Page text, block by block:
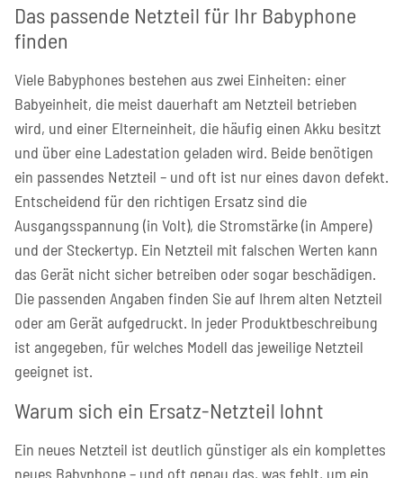
Das passende Netzteil für Ihr Babyphone
finden
Viele Babyphones bestehen aus zwei Einheiten: einer
Babyeinheit, die meist dauerhaft am Netzteil betrieben
wird, und einer Elterneinheit, die häufig einen Akku besitzt
und über eine Ladestation geladen wird. Beide benötigen
ein passendes Netzteil – und oft ist nur eines davon defekt.
Entscheidend für den richtigen Ersatz sind die
Ausgangsspannung (in Volt), die Stromstärke (in Ampere)
und der Steckertyp. Ein Netzteil mit falschen Werten kann
das Gerät nicht sicher betreiben oder sogar beschädigen.
Die passenden Angaben finden Sie auf Ihrem alten Netzteil
oder am Gerät aufgedruckt. In jeder Produktbeschreibung
ist angegeben, für welches Modell das jeweilige Netzteil
geeignet ist.
Warum sich ein Ersatz-Netzteil lohnt
Ein neues Netzteil ist deutlich günstiger als ein komplettes
neues Babyphone – und oft genau das, was fehlt, um ein